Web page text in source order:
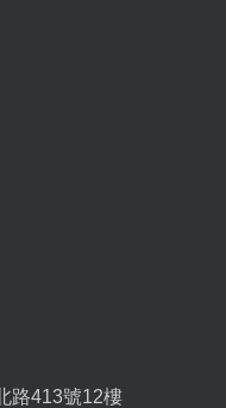
路413號12樓